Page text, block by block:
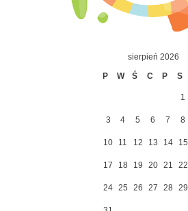
sierpień 2026
P
W Ś C P S
1
3 4 5 6 7 8
10 11 12 13 14 15
17 18 19 20 21 22
24 25 26 27 28 29